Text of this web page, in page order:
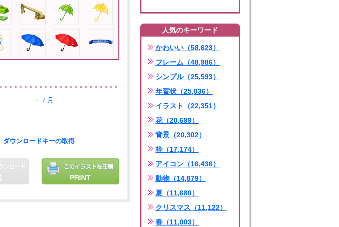
７月
ダウンロードキーの取得
人気のキーワード
かわいい（58,623）
フレーム（48,986）
シンプル（25,593）
年賀状（25,036）
イラスト（22,351）
花（20,699）
背景（20,302）
枠（17,174）
アイコン（16,436）
動物（14,879）
夏（11,680）
クリスマス（11,122）
春（11,003）